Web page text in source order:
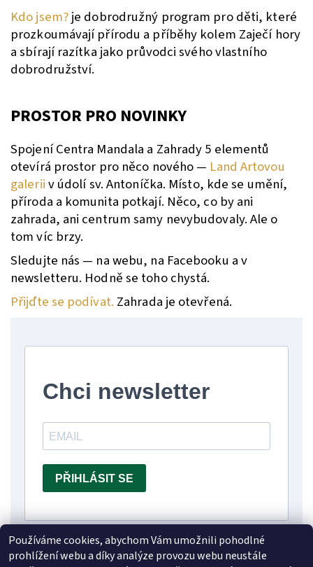
Kdo jsem?je dobrodružný program pro děti, které
prozkoumávají přírodu a příběhy kolem Zaječí hory
a sbírají razítka jako průvodci svého vlastního
dobrodružství.
PROSTOR PRO NOVINKY
Spojení Centra Mandala a Zahrady 5 elementů
otevírá prostor pro něco nového — Land Artovou
galeriiv údolí sv. Antoníčka. Místo, kde se umění,
příroda a komunita potkají. Něco, co by ani
zahrada, ani centrum samy nevybudovaly. Ale o
tom víc brzy.
Sledujte nás — na webu, na Facebooku a v
newsletteru. Hodně se toho chystá.
Přijďte se podívat. Zahrada je otevřená.
PŘEDCHOZÍ ČLÁNEK DALŠÍ ČLÁNEK
Používáme cookies, abychom Vám umožnili pohodlné
prohlížení webu a díky analýze provozu webu neustále